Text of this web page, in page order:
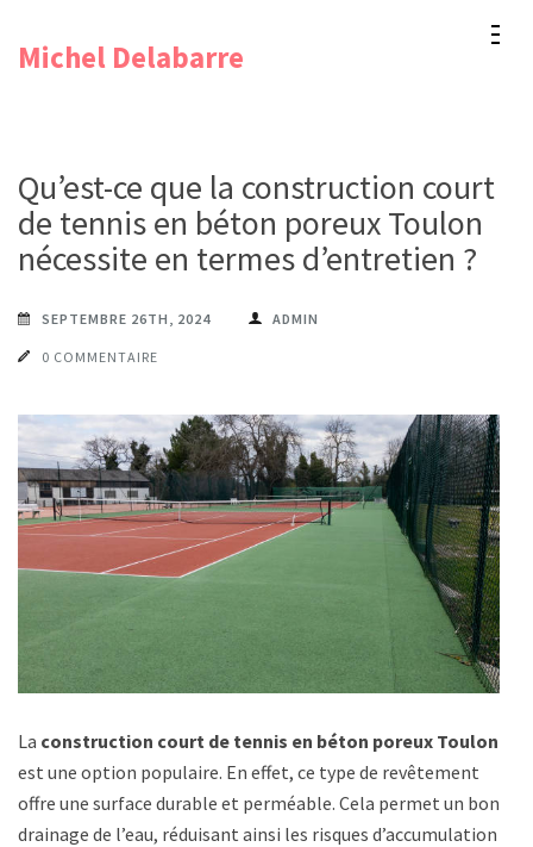
Michel Delabarre
Qu’est-ce que la construction court
de tennis en béton poreux Toulon
nécessite en termes d’entretien ?
SEPTEMBRE 26TH, 2024 ADMIN
0 COMMENTAIRE
La construction court de tennis en béton poreux Toulon
est une option populaire. En effet, ce type de revêtement
offre une surface durable et perméable. Cela permet un bon
drainage de l’eau, réduisant ainsi les risques d’accumulation